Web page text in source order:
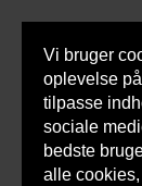
Vi bruger
oplevelse
tilpasse
sociale
bedste
alle
Du
Armatec >